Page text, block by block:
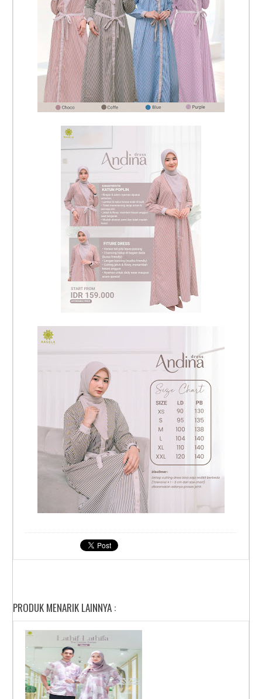
PRODUK MENARIK LAINNYA :